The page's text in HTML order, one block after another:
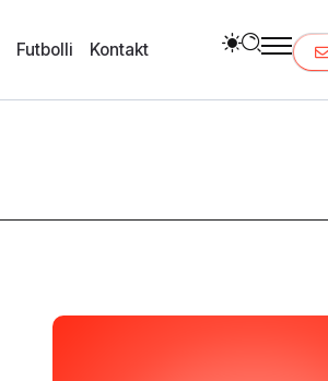
Futbolli Kontakt